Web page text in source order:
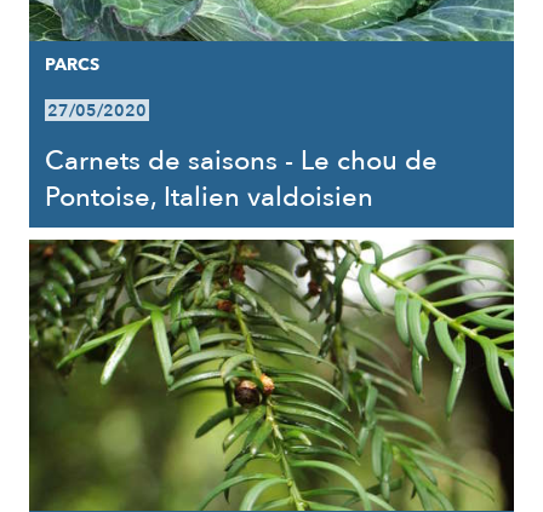
PARCS
27/05/2020
Carnets de saisons - Le chou de
Pontoise, Italien valdoisien